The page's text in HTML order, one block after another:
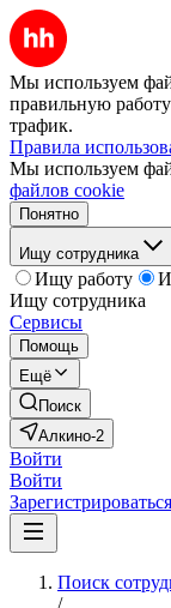
Мы используем
правильную
трафик.
Правила
Мы используем
файлов cookie
Понятно
Ищу сотрудника
Ищу работу
Ищу сотрудника
Сервисы
Помощь
Ещё
Поиск
Алкино-2
Войти
Войти
Зарегистрироваться
Поиск
/